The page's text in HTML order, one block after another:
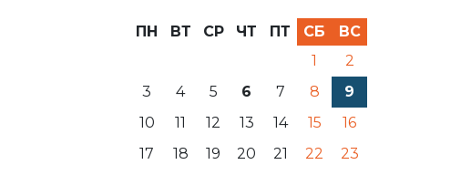
ПН ВТ СР ЧТ ПТ СБ
ВС
1
2
3
4 5 6 7 8
9
10
11 12 13 14 15
16
17
18 19 20 21 22
23